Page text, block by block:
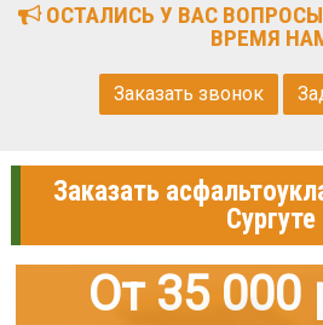
ОСТАЛИСЬ У ВАС
ВРЕМЯ
Заказать звонок
Заказать
Сургуте
От 35 000